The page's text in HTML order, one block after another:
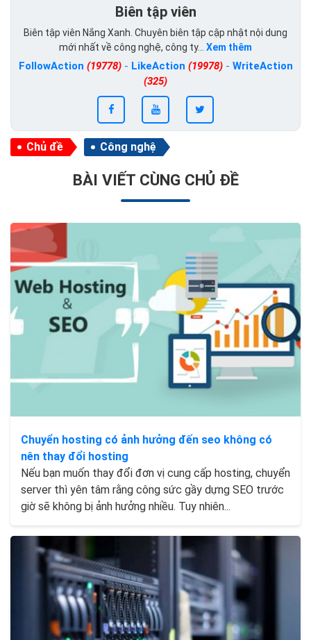
Biên tập viên
Biên tập viên Nắng Xanh. Chuyên biên tập cập nhật nội dung
mới nhất về công nghệ, công ty... Xem thêm
FollowAction (19778)- LikeAction (19978)- WriteAction
(325)
Chủ đề Công nghệ
BÀI VIẾT CÙNG CHỦ ĐỀ
Chuyển hosting có ảnh hưởng đến seo không có
nên thay đổi hosting
Nếu bạn muốn thay đổi đơn vị cung cấp hosting, chuyển
server thì yên tâm rằng công sức gầy dựng SEO trước
giờ sẽ không bị ảnh hưởng nhiều. Tuy nhiên...